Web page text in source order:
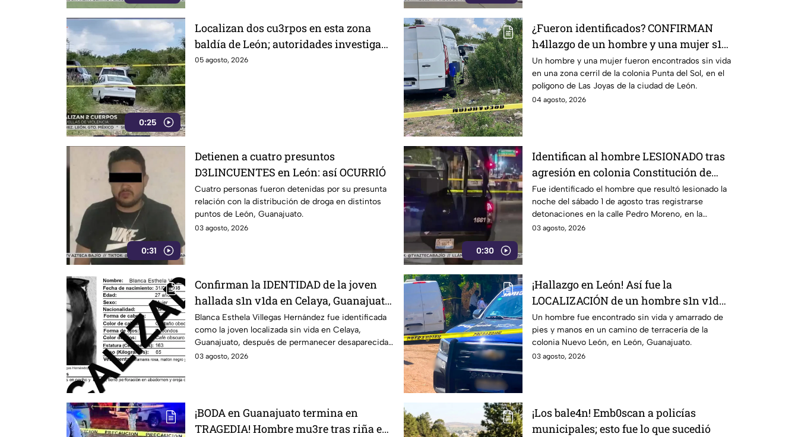
0:25
Localizan dos cu3rpos en esta zona
baldía de León; autoridades investigan
sus identidades
05 agosto, 2026
¿Fueron identificados? CONFIRMAN
h4llazgo de un hombre y una mujer s1n
v1da en zona cerril de León, HOY
martes
Un hombre y una mujer fueron encontrados sin vida
en una zona cerril de la colonia Punta del Sol, en el
polígono de Las Joyas de la ciudad de León.
04 agosto, 2026
0:31
Detienen a cuatro presuntos
D3LINCUENTES en León: así OCURRIÓ
Cuatro personas fueron detenidas por su presunta
relación con la distribución de droga en distintos
puntos de León, Guanajuato.
03 agosto, 2026
0:30
Identifican al hombre LESIONADO tras
agresión en colonia Constitución de
Apatzingán en Irapuato
Fue identificado el hombre que resultó lesionado la
noche del sábado 1 de agosto tras registrarse
detonaciones en la calle Pedro Moreno, en la
colonia Constitución de Apatzingán, en Irapuato.
03 agosto, 2026
Confirman la IDENTIDAD de la joven
hallada s1n v1da en Celaya, Guanajuato;
llevaba dos días desaparecida
Blanca Esthela Villegas Hernández fue identificada
como la joven localizada sin vida en Celaya,
Guanajuato, después de permanecer desaparecida
durante al menos dos días.
03 agosto, 2026
¡Hallazgo en León! Así fue la
LOCALIZACIÓN de un hombre s1n v1da,
en la Nuevo León, HOY lunes: revelan
cómo iba vestido
Un hombre fue encontrado sin vida y amarrado de
pies y manos en un camino de terracería de la
colonia Nuevo León, en León, Guanajuato.
03 agosto, 2026
¡BODA en Guanajuato termina en
TRAGEDIA! Hombre mu3re tras riña en
¡Los bale4n! Emb0scan a policías
municipales; esto fue lo que sucedió